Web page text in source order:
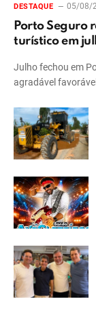
DESTAQUE 05/08/
Porto Seguro
turístico em
Julho fechou em
agradável